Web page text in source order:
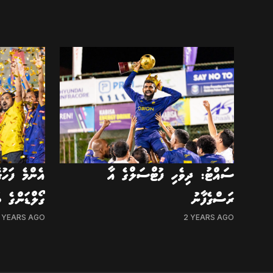
ސައްޓު: ދިވެހި ފުޓްސަލްގެ އާ
ރަސްގެފާނު
2 YEARS AGO
އެންމެ
ގޯލްޑަންގެ
AGO